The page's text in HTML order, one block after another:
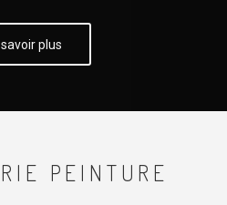
savoir plus
PEINTURE